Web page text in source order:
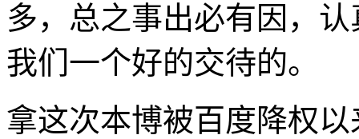
多，总之事出必有因，
我们一个好的交待的。
拿这次本博被百度降权